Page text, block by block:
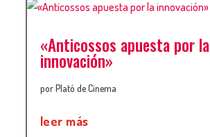
«Anticossos apuesta por la
innovación»
porPlató de Cinema
leer más